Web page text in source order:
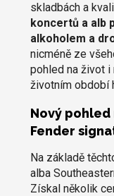
skladbách a
koncertů a alb
alkoholem a
nicméně ze
pohled na život i
životním období
Nový pohled
Fender
Na základě
alba
Získal několik